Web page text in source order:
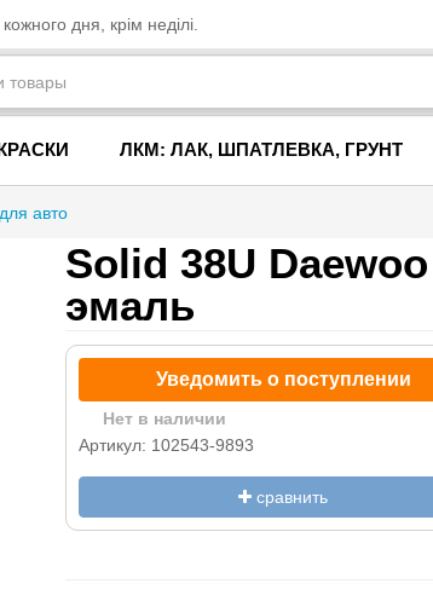
дня, крім неділі.
ЛКМ: ЛАК, ШПАТЛЕВКА, ГРУНТ
авто
Solid 38U
эмаль
Уведомить о поступлении
Нет в наличии
Артикул: 102543-9893
сравнить